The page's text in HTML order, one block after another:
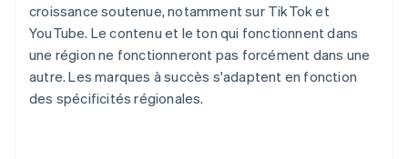
croissance soutenue, notamment sur TikTok et
YouTube. Le contenu et le ton qui fonctionnent dans
une région ne fonctionneront pas forcément dans une
autre. Les marques à succès s'adaptent en fonction
des spécificités régionales.